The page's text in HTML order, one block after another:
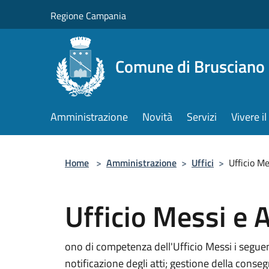
Regione Campania
Comune di Brusciano
Amministrazione Novità Servizi Vivere
Home > Amministrazione > Uffici > Ufficio
Ufficio Messi e
ono di competenza dell'Ufficio Messi i
notificazione degli atti; gestione della